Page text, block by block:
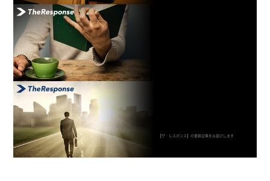
【ザ・レスポンス】の最新記事をお届けします